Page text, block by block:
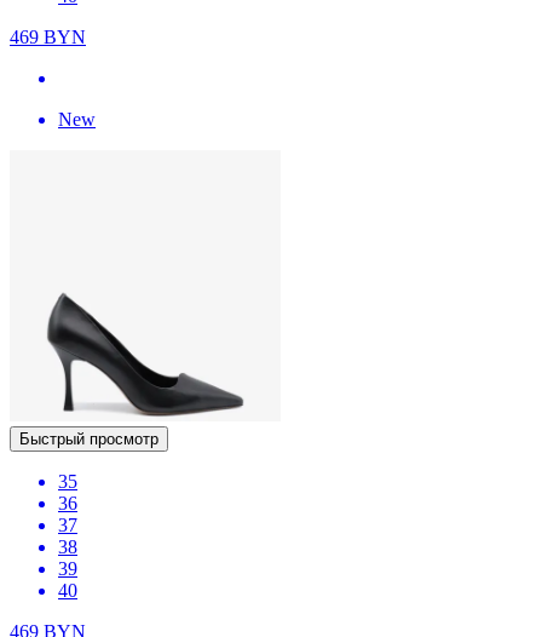
469 BYN
New
Быстрый просмотр
35
36
37
38
39
40
469 BYN